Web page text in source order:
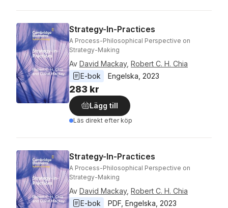
Strategy-In-Practices
A Process-Philosophical Perspective on
Strategy-Making
Av David Mackay, Robert C. H. Chia
E-bok
Engelska 2023
283 kr
Lägg till
Läs direkt efter köp
Strategy-In-Practices
A Process-Philosophical Perspective on
Strategy-Making
Av David Mackay, Robert C. H. Chia
E-bok
PDF Engelska 2023